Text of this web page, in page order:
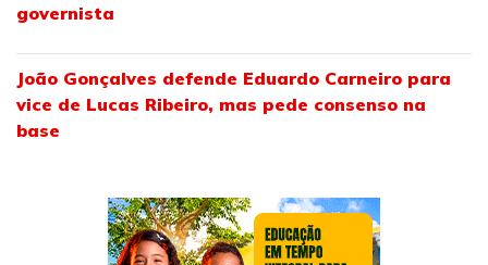
governista
João Gonçalves defende Eduardo Carneiro para
vice de Lucas Ribeiro, mas pede consenso na
base